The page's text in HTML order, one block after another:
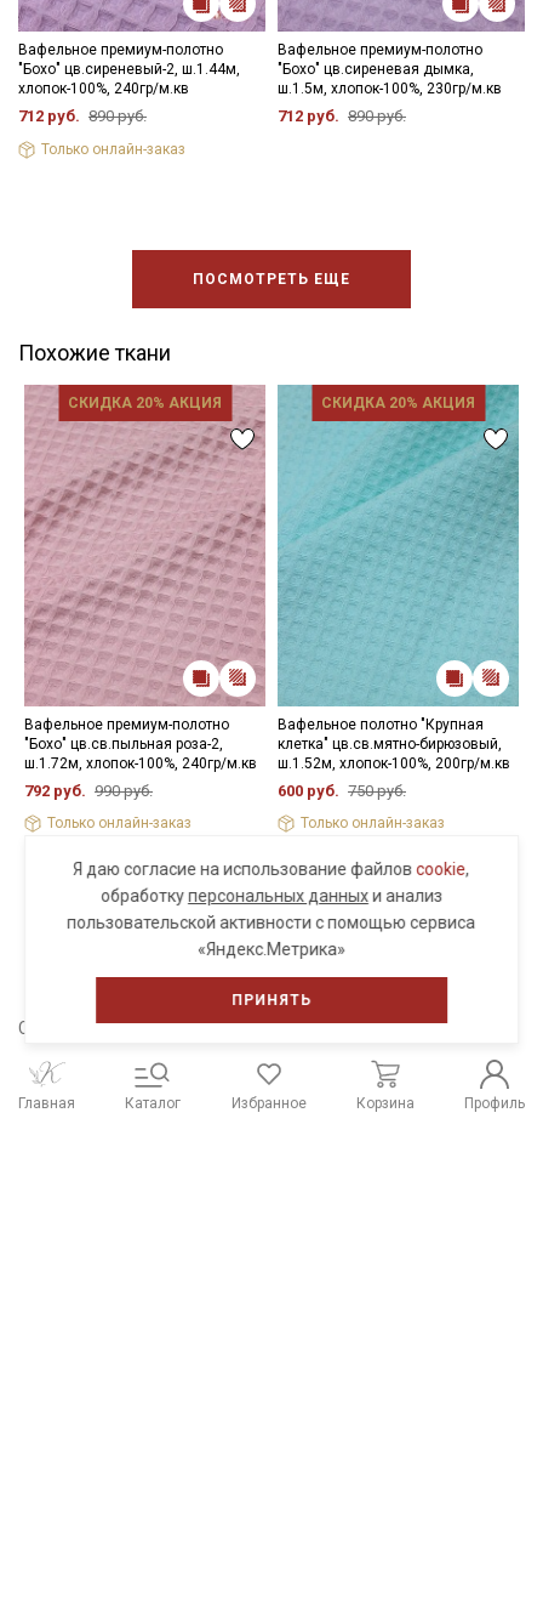
Вафельное премиум-полотно
"Бохо" цв.сиреневый-2, ш.1.44м,
хлопок-100%, 240гр/м.кв
712 руб. 890 руб.
Только онлайн-заказ
Вафельное премиум-полотно
"Бохо" цв.сиреневая дымка,
ш.1.5м, хлопок-100%, 230гр/м.кв
712 руб. 890 руб.
ПОСМОТРЕТЬ ЕЩЕ
Похожие ткани
СКИДКА 20% АКЦИЯ
Вафельное премиум-полотно
"Бохо" цв.св.пыльная роза-2,
ш.1.72м, хлопок-100%, 240гр/м.кв
792 руб. 990 руб.
Только онлайн-заказ
СКИДКА 20% АКЦИЯ
Вафельное полотно "Крупная
клетка" цв.св.мятно-бирюзовый,
ш.1.52м, хлопок-100%, 200гр/м.кв
600 руб. 750 руб.
Только онлайн-заказ
ПОСМОТРЕТЬ ЕЩЕ
Сохраните себе в соцсети
Я даю согласие на использование файловcookie,
обработкуперсональных данныхи анализ
пользовательской активности с помощью сервиса
«Яндекс.Метрика»
ПРИНЯТЬ
Главная Каталог Избранное Корзина Профиль